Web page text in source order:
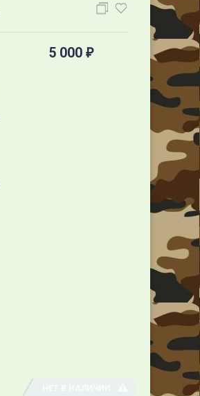
5 000₽